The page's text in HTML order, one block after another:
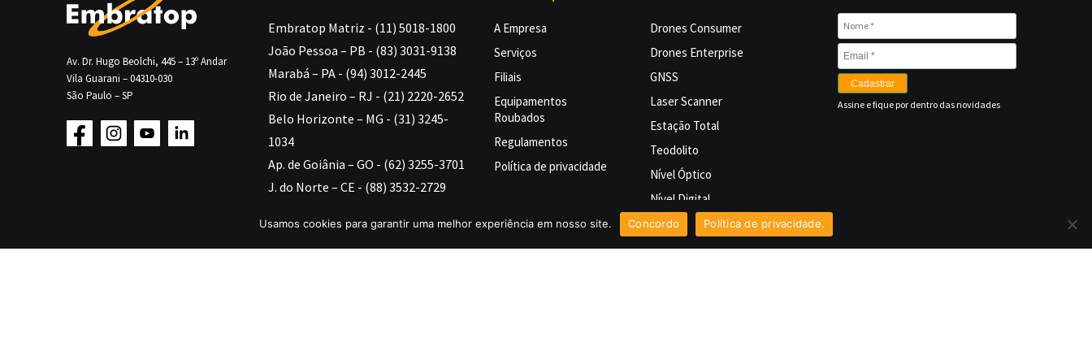
Av. Dr. Hugo Beolchi, 445 – 13º Andar
Vila Guarani – 04310-030
São Paulo – SP
Embratop Matriz - (11) 5018-1800
João Pessoa – PB - (83) 3031-9138
Marabá – PA - (94) 3012-2445
Rio de Janeiro – RJ - (21) 2220-2652
Belo Horizonte – MG - (31) 3245-
1034
Ap. de Goiânia – GO - (62) 3255-3701
J. do Norte – CE - (88) 3532-2729
Cuiabá – MT - (65) 2129-9472
A Empresa
Serviços
Filiais
Equipamentos
Roubados
Regulamentos
Política de privacidade
Drones Consumer
Drones Enterprise
GNSS
Laser Scanner
Estação Total
Teodolito
Nível Óptico
Nível Digital
Nível Laser
Controle de Máquinas
Cadastrar
Assine e fique por dentro das novidades
Usamos cookies para garantir uma melhor experiência em nosso site. Concordo Política de privacidade.